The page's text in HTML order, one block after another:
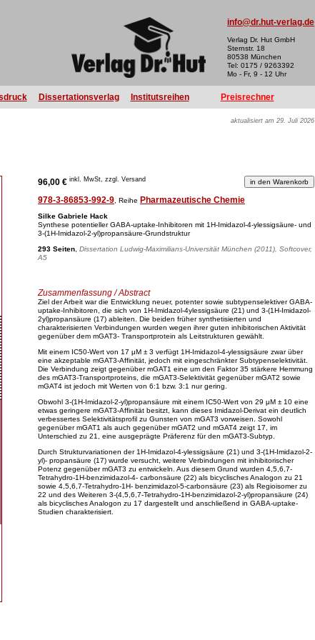
info@dr.hut-verlag.de
Verlag Dr. Hut GmbH
Sternstr. 18
80538 München
Tel: 0175 / 9263392
Mo - Fr, 9 - 12 Uhr
Dissertationsverlag Institutsreihen Preisrechner
aktualisiert am 29. Juli 2026
96,00 € inkl. MwSt, zzgl. Versand
978-3-86853-992-9 , Reihe Pharmazeutische Chemie
Silke Gabriele Hack
Synthese potentieller GABA-uptake-Inhibitoren mit 1H-Imidazol-4-ylessigsäure- und
3-(1H-Imidazol-2-yl)propansäure-Grundstruktur
293 Seiten Dissertation Ludwig-Maximilians-Universität München (2011), Softcover,
A5
Zusammenfassung / Abstract
Ziel der Arbeit war die Entwicklung neuer, potenter sowie subtypenselektiver GABA-
uptake-Inhibitoren, die sich von 1H-Imidazol-4ylessigsäure (21) und 3-(1H-Imidazol-
2yl)propansäure (17) ableiten. Die beiden früher synthetisierten und
charakterisierten Verbindungen wurden wegen ihrer guten inhibitorischen Aktivität
gegenüber dem mGAT3- Transportprotein als Leitstrukturen gewählt.
Mit einem IC50-Wert von 17 μM ± 3 verfügt 1H-Imidazol-4-ylessigsäure zwar über
eine akzeptable mGAT3-Affinität, jedoch mit eingeschränkter Subtypenselektivität.
Die Verbindung zeigt gegenüber mGAT1 eine um den Faktor 35 stärkere Hemmung
des mGAT3-Transportproteins, die mGAT3-Selektivität gegenüber mGAT2 sowie
mGAT4 ist jedoch mit Werten von 6:1 bzw. 3:1 nur gering.
Obwohl 3-(1H-Imidazol-2-yl)propansäure mit einem IC50-Wert von 29 μM ± 10 eine
etwas geringere mGAT3-Affinität besitzt, kann dieses Imidazol-Derivat ein deutlich
verbessertes Selektivitätsprofil zu Gunsten von mGAT3 vorweisen. Sowohl
gegenüber mGAT1 als auch gegenüber mGAT2 und mGAT4 zeigt 17, im
Unterschied zu 21, eine ausgeprägte Präferenz für den mGAT3-Subtyp.
Durch Strukturvariationen der 1H-Imidazol-4-ylessigsäure (21) und 3-(1H-Imidazol-2-
yl)- propansäure (17) wurde versucht, weitere Verbindungen mit inhibitorischer
Potenz gegenüber mGAT3 zu entwickeln. Aus diesem Grund wurden 4,5,6,7-
Tetrahydro-1H-benzimidazol-4- carbonsäure (22) als bicyclisches Analogon zu 21
sowie 4,5,6,7-Tetrahydro-1H- benzimidazol-5-carbonsäure (23) als Regioisomer zu
22 und des Weiteren 3-(4,5,6,7-Tetrahydro-1H-benzimidazol-2-yl)propansäure (24)
als bicyclisches Analogon zu 17 dargestellt und anschließend in GABA-uptake-
Studien charakterisiert.